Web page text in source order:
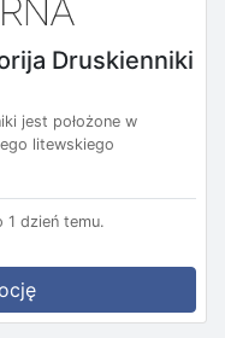
Druskienniki
jest położone w
litewskiego
1 dzień temu.